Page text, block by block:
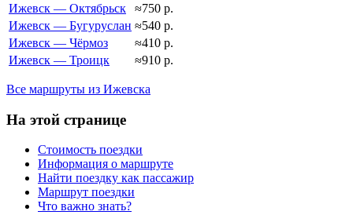
Ижевск — Октябрьск
≈750 р.
Ижевск — Бугуруслан ≈540 р.
Ижевск — Чёрмоз
≈410 р.
Ижевск — Троицк
≈910 р.
Все маршруты из Ижевска
На этой странице
Стоимость поездки
Информация о маршруте
Найти поездку как пассажир
Маршрут поездки
Что важно знать?